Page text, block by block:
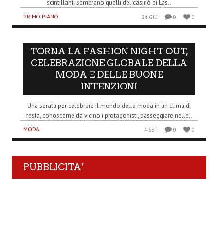
scintillanti sembrano quelli del casinò di Las..
PRIMO PIANO 24 GIU 0 0
TORNA LA FASHION NIGHT OUT,
CELEBRAZIONE GLOBALE DELLA
MODA E DELLE BUONE
INTENZIONI
Una serata per celebrare il mondo della moda in un clima di
festa, conoscerne da vicino i protagonisti, passeggiare nelle..
MODA 4 SET 0 0
PUBBLICITA’